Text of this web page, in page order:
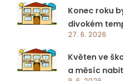
9. třída
Ovoce a mléko do škol
Školní projekty
Konec roku
divokém
27. 6. 2026
Květen ve
a měsíc